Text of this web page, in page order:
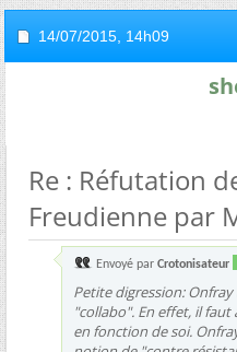
14/07/2015, 14h09
Re : Réfutation
Freudienne par
Envoyé par Crotonisateur
Petite digression:
"collabo". En effet, il
en fonction de soi.